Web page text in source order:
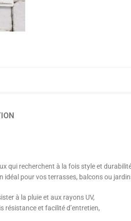
qui recherchent à la fois style et
idéal pour vos terrasses, balcons ou
à la pluie et aux rayons UV,
résistance et facilité d’entretien,